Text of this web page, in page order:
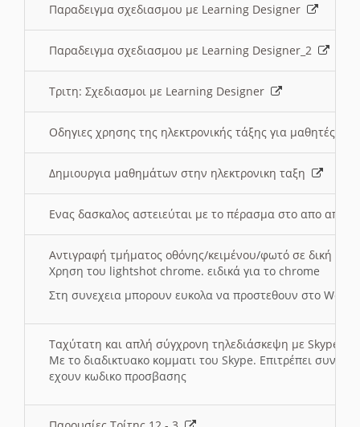
Παραδειγμα σχεδιασμου με Learning Designer
Παραδειγμα σχεδιασμου με Learning Designer_2
Τριτη: Σχεδιασμοι με Learning Designer
Οδηγιες χρησης της ηλεκτρονικής τάξης για μαθητές
Δημιουργια μαθημάτων στην ηλεκτρονικη ταξη
Ενας δασκαλος αστειεύται με το πέρασμα στο απο
Αντιγραφή τμήματος οθόνης/κειμένου/φωτό σε δική
Χρηση του lightshot chrome. ειδικά για το chrome
Στη συνεχεια μπορουν ευκολα να προστεθουν στο Word
Ταχύτατη και απλή σύγχρονη τηλεδιάσκεψη με Skype
Με το διαδικτυακο κομματι του Skype. Επιτρέπει
εχουν κωδικο προσβασης